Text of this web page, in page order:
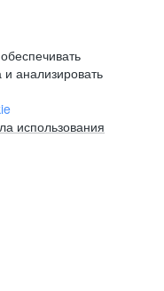
анализировать
использования